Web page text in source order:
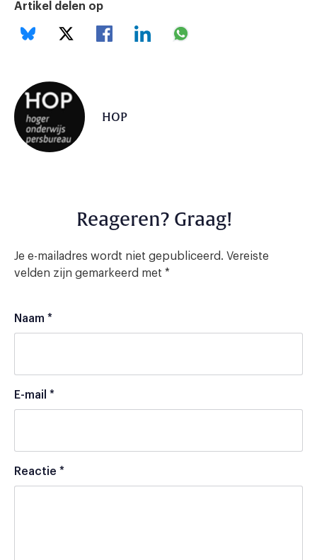
Artikel delen op
HOP
Reageren? Graag!
Je e-mailadres wordt niet gepubliceerd. Vereiste
velden zijn gemarkeerd met *
Naam *
E-mail *
Reactie *